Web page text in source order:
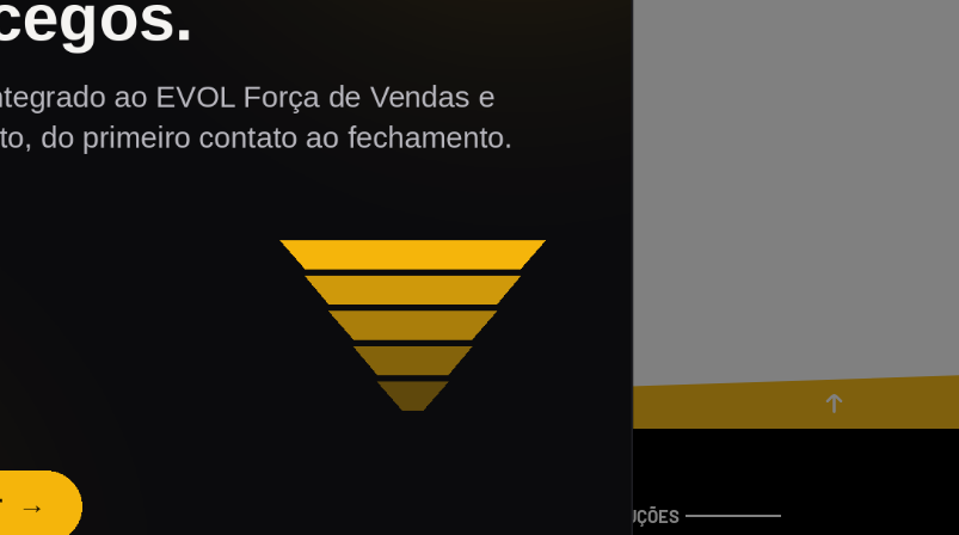
ACESSO RÁPIDO NOSSAS SOLUÇÕES